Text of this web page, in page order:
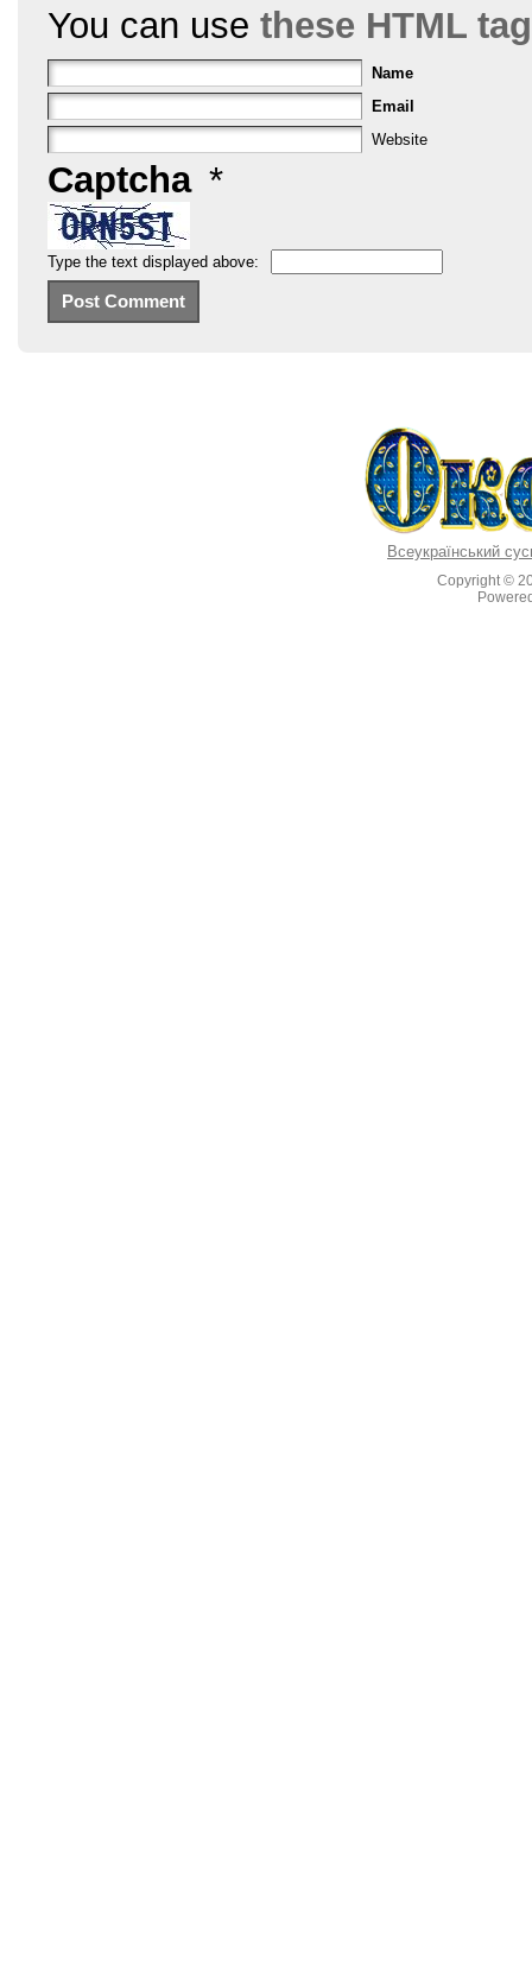
You can use these HTML
Name
Email
Website
Captcha *
Type the text displayed above:
Всеукраїнський
Copyright ©